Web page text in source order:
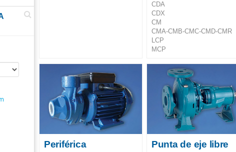
CDA
CDX
CM
CMA-CMB-CMC-CMD-CMR
LCP
MCP
Periférica Punta de eje libre